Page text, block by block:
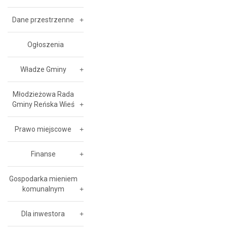
Dane przestrzenne
Ogłoszenia
Władze Gminy
Młodzieżowa Rada
Gminy Reńska Wieś
Prawo miejscowe
Finanse
Gospodarka mieniem
komunalnym
Dla inwestora